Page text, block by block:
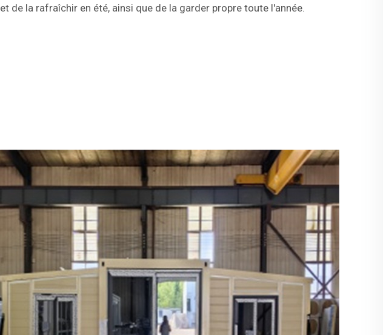
et de la rafraîchir en été, ainsi que de la garder propre toute l'année.